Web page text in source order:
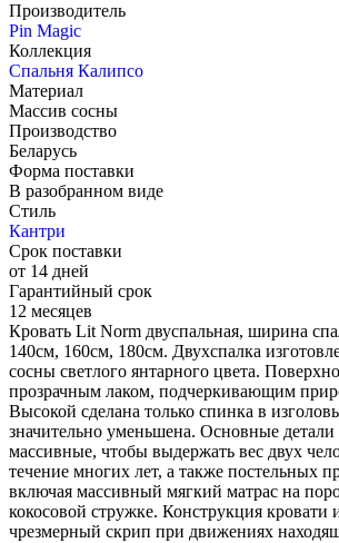
Производитель
Pin Magic
Коллекция
Спальня Калипсо
Материал
Массив сосны
Производство
Беларусь
Форма поставки
В разобранном виде
Стиль
Кантри
Срок поставки
от 14 дней
Гарантийный срок
12 месяцев
Кровать Lit Norm двуспальная, ширина
140см, 160см, 180см. Двухспалка
сосны светлого янтарного цвета.
прозрачным лаком, подчеркивающим
Высокой сделана только спинка в
значительно уменьшена. Основные детали
массивные, чтобы выдержать вес двух
течение многих лет, а также постельных
включая массивный мягкий матрас на
кокосовой стружке. Конструкция кровати
чрезмерный скрип при движениях